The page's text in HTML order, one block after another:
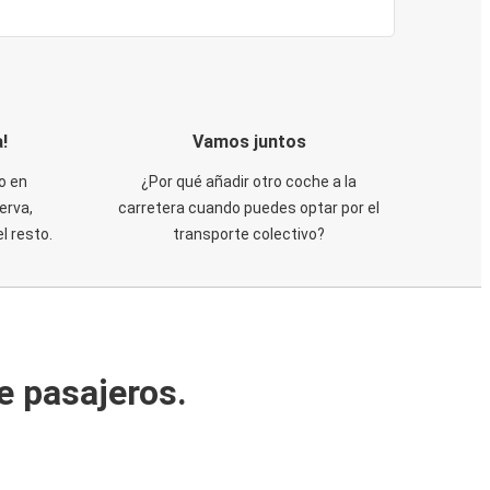
en
resto.
Vamos juntos
¿Por qué añadir otro coche a la
carretera cuando puedes optar por el
transporte colectivo?
pasajeros.